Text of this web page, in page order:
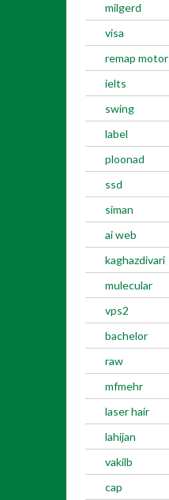
milgerd
visa
remap motor
ielts
swing
label
ploonad
ssd
siman
ai web
kaghazdivari
mulecular
vps2
bachelor
raw
mfmehr
laser hair
lahijan
vakilb
cap